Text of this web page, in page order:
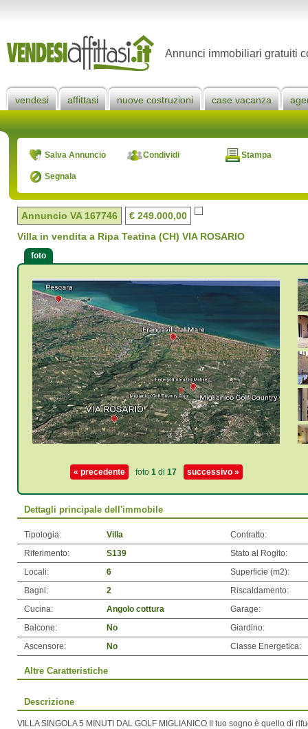
Annunci immobiliari gratuiti
vendesi affittasi nuove costruzioni case vacanza
Salva Annuncio Condividi Stampa
Segnala
Annuncio VA 167746
€ 249.000,00
Villa in vendita a Ripa Teatina (CH) VIA ROSARIO
foto
« precedente foto 1di 17 successivo »
Dettagli principale dell'immobile
Tipologia: Villa
Contratto:
Riferimento:
S139
Stato al Rogito:
Locali:
6 Superficie (m2):
Bagni:
2
Riscaldamento:
Cucina:
Angolo cottura
Garage:
Balcone:
No
Giardino:
Ascensore:
No Classe Energetica:
Altre Caratteristiche
Descrizione
VILLA SINGOLA 5 MINUTI DAL GOLF MIGLIANICO Il tuo sogno è quello di